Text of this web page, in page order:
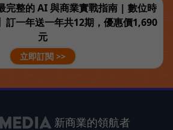
完整的 AI 與商業實戰指南 | 數位時
訂一年送一年共12期，優惠價1,690
元
立即訂閱 >>
新商業的領航者